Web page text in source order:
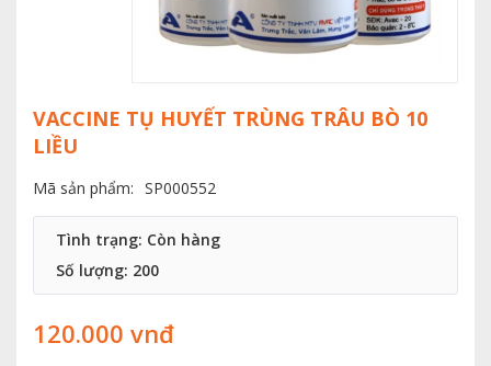
VACCINE TỤ HUYẾT TRÙNG TRÂU BÒ 10
LIỀU
Mã sản phẩm: SP000552
Tình trạng: Còn hàng
Số lượng: 200
120.000 vnđ